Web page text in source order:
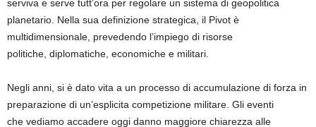
serviva e serve tutt’ora per regolare un sistema di geopolitica
planetario Nella sua definizione strategica, il Pivot è
multidimensionale, prevedendo l’impiego di risorse
politiche, diplomatiche, economiche e militari.
Negli anni , si è dato vita a un processo di accumulazione di forza in
preparazione di un’esplicita competizione militare Gli eventi
che vediamo accadere oggi danno maggiore chiarezza alle